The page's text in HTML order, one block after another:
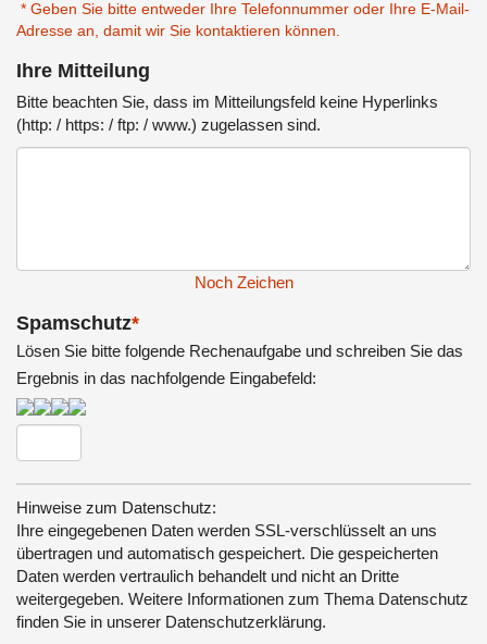
* Geben Sie bitte entweder Ihre Telefonnummer oder Ihre E-Mail-
Adresse an, damit wir Sie kontaktieren können.
Ihre Mitteilung
Bitte beachten Sie, dass im Mitteilungsfeld keine Hyperlinks
(http: / https: / ftp: / www.) zugelassen sind.
Noch Zeichen
Spamschutz*
Lösen Sie bitte folgende Rechenaufgabe und schreiben Sie das
Ergebnis in das nachfolgende Eingabefeld:
Hinweise zum Datenschutz:
Ihre eingegebenen Daten werden SSL-verschlüsselt an uns
übertragen und automatisch gespeichert. Die gespeicherten
Daten werden vertraulich behandelt und nicht an Dritte
weitergegeben. Weitere Informationen zum Thema Datenschutz
finden Sie in unserer Datenschutzerklärung.